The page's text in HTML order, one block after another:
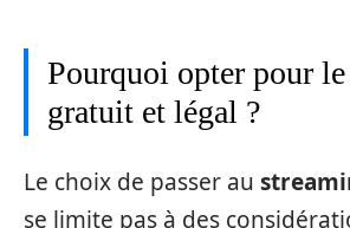
Pourquoi opter pour
gratuit et légal ?
Le choix de passer au
se limite pas à des